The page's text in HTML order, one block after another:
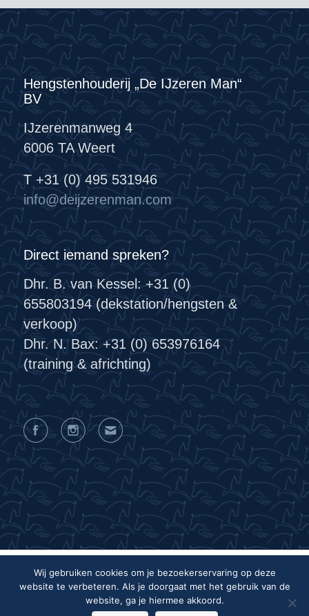
Hengstenhouderij „De IJzeren Man“
BV
IJzerenmanweg 4
6006 TA Weert
T +31 (0) 495 531946
info@deijzerenman.com
Direct iemand spreken?
Dhr. B. van Kessel: +31 (0)
655803194 (dekstation/hengsten &
verkoop)
Dhr. N. Bax: +31 (0) 653976164
(training & africhting)
Privacyverklaring
Algemene voorwaarden
Wij gebruiken cookies om je bezoekerservaring op deze
website te verbeteren. Als je doorgaat met het gebruik van de
website, ga je hiermee akkoord.